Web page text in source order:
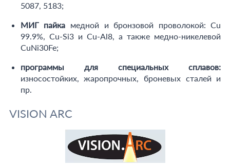
5087, 5183;
МИГ пайка медной и бронзовой проволокой: Сu
99.9%, Cu-Si3 и Cu-Al8, а также медно-никелевой
CuNi30Fe;
программы для специальных сплавов:
износостойких, жаропрочных, броневых сталей и
пр.
VISION ARC